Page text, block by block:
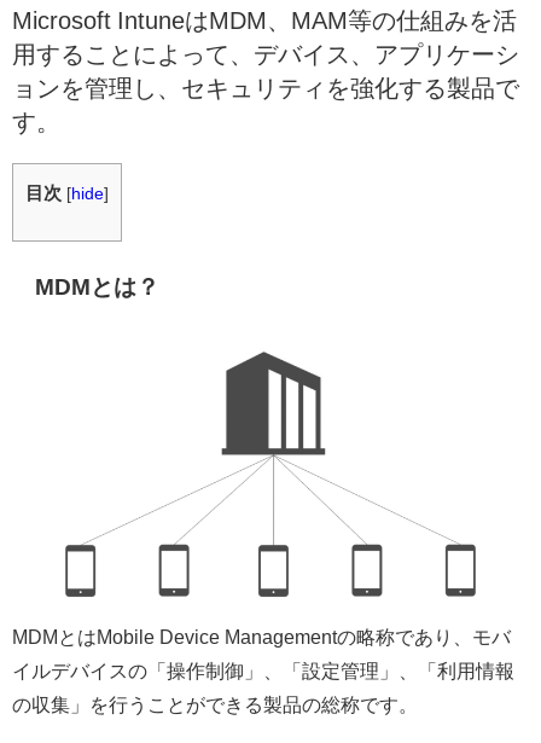
Microsoft IntuneはMDM、MAM等の仕組みを活
用することによって、デバイス、アプリケーシ
ョンを管理し、セキュリティを強化する製品で
す。
目次 [hide]
MDMとは？
MDMとはMobile Device Managementの略称であり、モバ
イルデバイスの「操作制御」、「設定管理」、「利用情報
の収集」を行うことができる製品の総称です。